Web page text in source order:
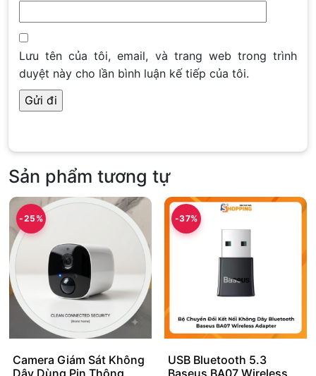
Lưu tên của tôi, email, và trang web trong trình
duyệt này cho lần bình luận kế tiếp của tôi.
Sản phẩm tương tự
-25%
Camera Giám Sát Không
-37%
USB Bluetooth 5.3